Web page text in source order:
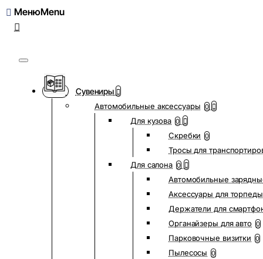
Меню
Сувениры
Автомобильные аксессуары 0
Для кузова 0
Скребки 0
Тросы для
Для салона 0
Автомобильные
Аксессуары для
Держатели для
Органайзеры для авто 0
Парковочные визитки 0
Пылесосы 0